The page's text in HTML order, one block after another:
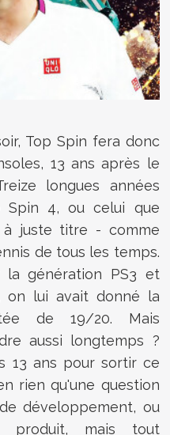
Top Spin fera donc
13 ans après le
longues années
Spin 4, ou celui que
à juste titre - comme
de tous les temps.
la génération PS3 et
on lui avait donné la
de 19/20. Mais
aussi longtemps ?
13 ans pour sortir ce
rien qu'une question
développement, ou
produit, mais tout